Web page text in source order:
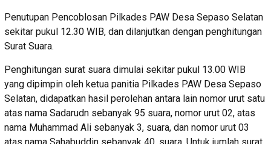
Penutupan Pencoblosan Pilkades PAW Desa Sepaso Selatan
sekitar pukul 12.30 WIB, dan dilanjutkan dengan penghitungan
Surat Suara.
Penghitungan surat suara dimulai sekitar pukul 13.00 WIB
yang dipimpin oleh ketua panitia Pilkades PAW Desa Sepaso
Selatan, didapatkan hasil perolehan antara lain nomor urut satu
atas nama Sadarudn sebanyak 95 suara, nomor urut 02, atas
nama Muhammad Ali sebanyak 3, suara, dan nomor urut 03
atas nama Sahabuddin sebanyak 40, suara. Untuk jumlah surat